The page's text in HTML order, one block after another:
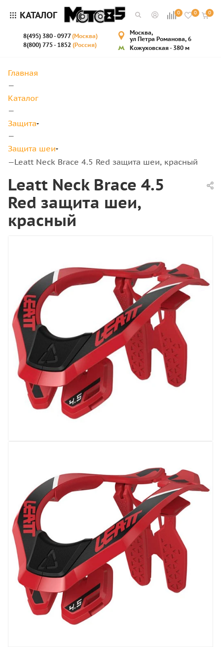
КАТАЛОГ 0 0 0
8(495) 380 - 0977(Москва)
8(800) 775 - 1852 (Россия)
Москва,
ул Петра Романова, 6
Кожуховская - 380 м
Главная
—
Каталог
—
Защита
—
Защита шеи
—Leatt Neck Brace 4.5 Red защита шеи, красный
Leatt Neck Brace 4.5
Red защита шеи,
красный